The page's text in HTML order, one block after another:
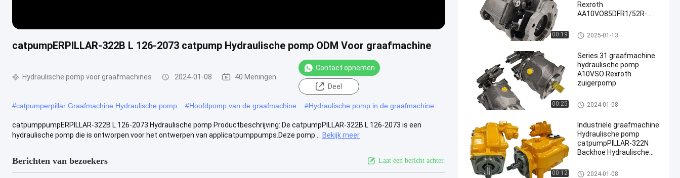
catpumpERPILLAR-322B L 126-2073 catpump Hydraulische pomp ODM Voor graafmachine
Hydraulische pomp voor graafmachines 2024-01-08 40 Meningen
Contact opnemen
Deel
#catpumperpillar Graafmachine Hydraulische pomp #Hoofdpomp van de graafmachine #Hydraulische pomp in de graafmachine
catpumppumpERPILLAR-322B L 126-2073 Hydraulische pomp Productbeschrijving: De catpumpPILLAR-322B L 126-2073 is een
hydraulische pomp die is ontworpen voor het ontwerpen van applicatpumppumps.Deze pomp...
Bekijk meer
Berichten van bezoekers Laat een bericht achter.
00:19
Rexroth
AA10VO85DFR1/52R-
Hydraulische pomp voor graaf
machines
2025-01-13
00:25
Series 31 graafmachine
hydraulische pomp
A10VSO Rexroth
zuigerpomp
Hydraulische pomp voor graaf
machines
2024-01-08
00:12
Industriële graafmachine
Hydraulische pomp
catpumpPILLAR-322N
Backhoe Hydraulische
Hydraulische pomp voor graaf
2024-01-08